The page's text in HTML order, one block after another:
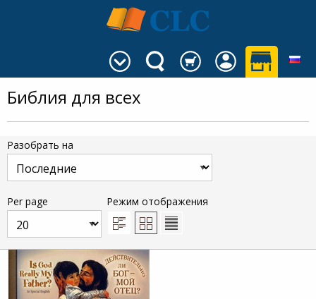
Библия для всех
Разобрать на
Per page Режим отображения